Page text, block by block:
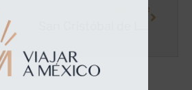
Siguiente